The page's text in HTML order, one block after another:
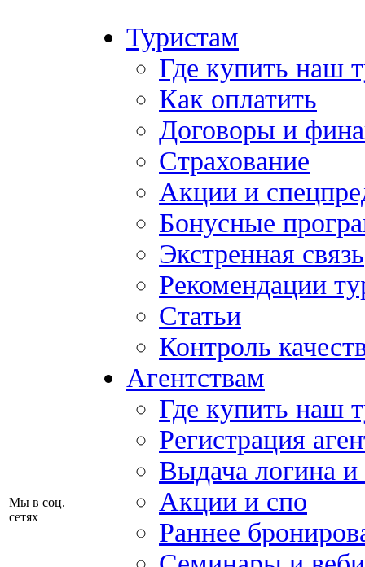
Мы в соц.
сетях
Туристам
Где купить наш
Как оплатить
Договоры и
Страхование
Акции и
Бонусные
Экстренная связь
Рекомендации
Статьи
Контроль
Агентствам
Где купить наш
Регистрация
Выдача логина и
Акции и спо
Раннее